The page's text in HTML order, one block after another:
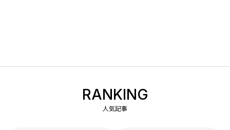
RANKING
人気記事